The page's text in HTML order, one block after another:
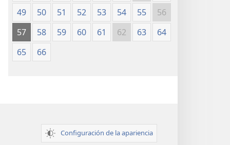
49
50 51 52 53 54 55
56
57
58 59 60 61 62 63
64
65
66
Configuración de la apariencia